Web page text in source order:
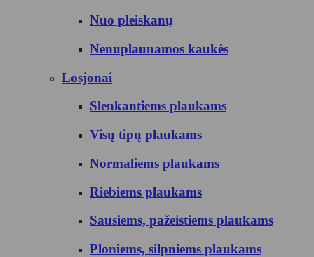
Nuo pleiskanų
Nenuplaunamos kaukės
Losjonai
Slenkantiems plaukams
Visų tipų plaukams
Normaliems plaukams
Riebiems plaukams
Sausiems, pažeistiems plaukams
Ploniems, silpniems plaukams